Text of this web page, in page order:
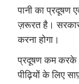
पानी का
ज़रूरत है।
करना होगा।
प्रदूषण कम करके
पीढ़ियों के लिए